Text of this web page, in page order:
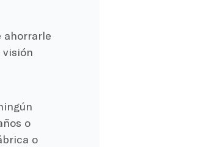
ahorrarle
o
o